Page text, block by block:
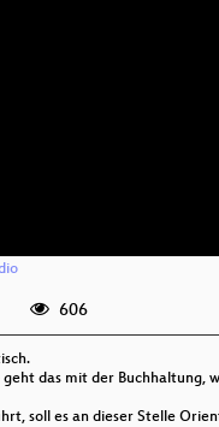
606
das mit der Buchhaltung,
soll es an dieser Stelle